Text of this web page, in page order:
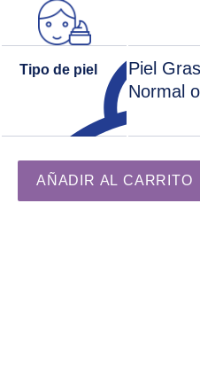
Tipo de piel
Piel
Normal
AÑADIR AL CARRITO